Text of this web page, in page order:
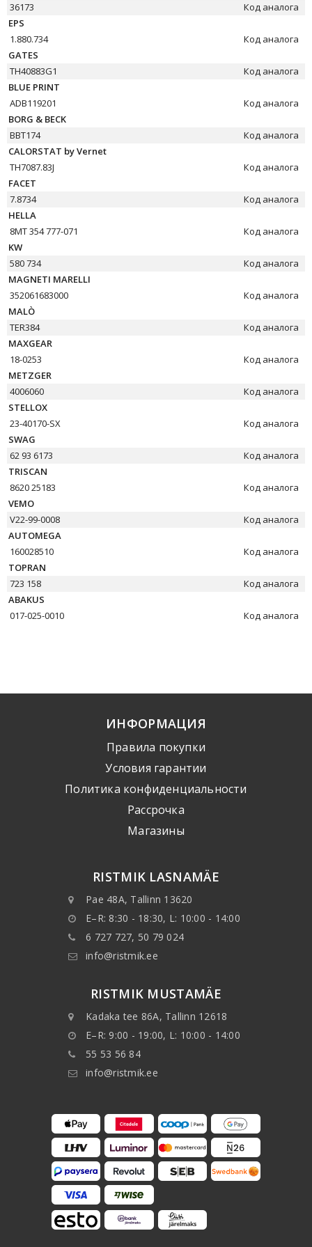
36173
Код аналога
EPS
1.880.734
Код аналога
GATES
TH40883G1
Код аналога
BLUE PRINT
ADB119201
Код аналога
BORG & BECK
BBT174
Код аналога
CALORSTAT by Vernet
TH7087.83J
Код аналога
FACET
7.8734
Код аналога
HELLA
8MT 354 777-071
Код аналога
KW
580 734
Код аналога
MAGNETI MARELLI
352061683000
Код аналога
MALÒ
TER384
Код аналога
MAXGEAR
18-0253
Код аналога
METZGER
4006060
Код аналога
STELLOX
23-40170-SX
Код аналога
SWAG
62 93 6173
Код аналога
TRISCAN
8620 25183
Код аналога
VEMO
V22-99-0008
Код аналога
AUTOMEGA
160028510
Код аналога
TOPRAN
723 158
Код аналога
ABAKUS
017-025-0010
Код аналога
ИНФОРМАЦИЯ
Правила покупки
Условия гарантии
Политика конфиденциальности
Рассрочка
Mагазины
RISTMIK LASNAMÄE
Pae 48A, Tallinn 13620
E–R: 8:30 - 18:30, L: 10:00 - 14:00
6 727 727, 50 79 024
info@ristmik.ee
RISTMIK MUSTAMÄE
Kadaka tee 86A, Tallinn 12618
E–R: 9:00 - 19:00, L: 10:00 - 14:00
55 53 56 84
info@ristmik.ee